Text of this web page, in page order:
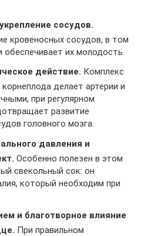
сосудов.
кровеносных сосудов, в том
обеспечивает их молодость.
действие. Комплекс
делает артерии и
при регулярном
развитие
головного мозга.
давления и
Особенно полезен в этом
свекольный сок: он
который необходим при
и благотворное влияние
При правильном